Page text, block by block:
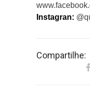
Instagran:
Compartilhe: